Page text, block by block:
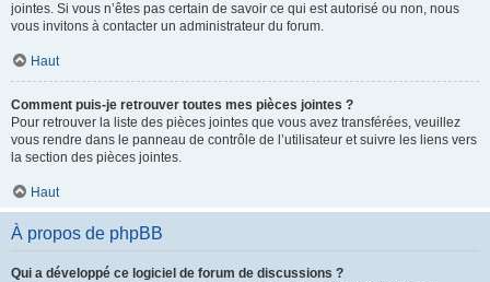
jointes. Si vous n’êtes pas certain de savoir ce qui est autorisé ou non, nous
vous invitons à contacter un administrateur du forum.
Haut
Comment puis-je retrouver toutes mes pièces jointes ?
Pour retrouver la liste des pièces jointes que vous avez transférées, veuillez
vous rendre dans le panneau de contrôle de l’utilisateur et suivre les liens vers
la section des pièces jointes.
Haut
À propos de phpBB
Qui a développé ce logiciel de forum de discussions ?